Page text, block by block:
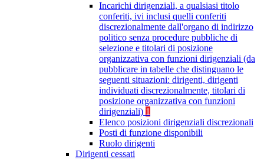
Incarichi dirigenziali, a qualsiasi titolo
conferiti, ivi inclusi quelli conferiti
discrezionalmente dall'organo di indirizzo
politico senza procedure pubbliche di
selezione e titolari di posizione
organizzativa con funzioni dirigenziali (da
pubblicare in tabelle che distinguano le
seguenti situazioni: dirigenti, dirigenti
individuati discrezionalmente, titolari di
posizione organizzativa con funzioni
dirigenziali) 1
Elenco posizioni dirigenziali discrezionali
Posti di funzione disponibili
Ruolo dirigenti
Dirigenti cessati